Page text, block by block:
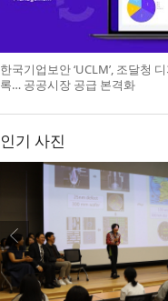
한국기업보안 ‘UCLM’, 조달청
록… 공공시장 공급 본격화
인기 사진